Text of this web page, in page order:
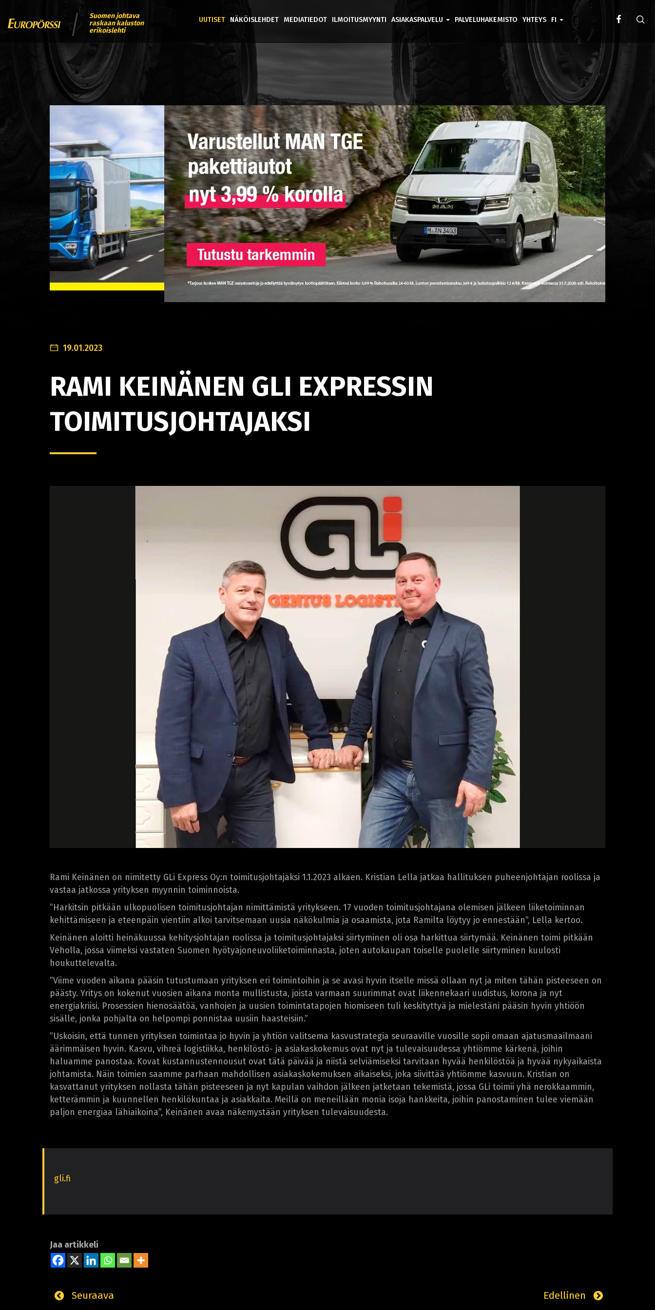
Suomen johtava
raskaan kaluston
erikoislehti
UUTISET NÄKÖISLEHDET MEDIATIEDOT ILMOITUSMYYNTI ASIAKASPALVELU PALVELUHAKEMISTO YHTEYS FI
19.01.2023
RAMI KEINÄNEN GLI EXPRESSIN
TOIMITUSJOHTAJAKSI
Rami Keinänen on nimitetty GLi Express Oy:n toimitusjohtajaksi 1.1.2023 alkaen. Kristian Lella jatkaa hallituksen puheenjohtajan roolissa ja
vastaa jatkossa yrityksen myynnin toiminnoista.
”Harkitsin pitkään ulkopuolisen toimitusjohtajan nimittämistä yritykseen. 17 vuoden toimitusjohtajana olemisen jälkeen liiketoiminnan
kehittämiseen ja eteenpäin vientiin alkoi tarvitsemaan uusia näkökulmia ja osaamista, jota Ramilta löytyy jo ennestään”, Lella kertoo.
Keinänen aloitti heinäkuussa kehitysjohtajan roolissa ja toimitusjohtajaksi siirtyminen oli osa harkittua siirtymää. Keinänen toimi pitkään
Veholla, jossa viimeksi vastaten Suomen hyötyajoneuvoliiketoiminnasta, joten autokaupan toiselle puolelle siirtyminen kuulosti
houkuttelevalta.
”Viime vuoden aikana pääsin tutustumaan yrityksen eri toimintoihin ja se avasi hyvin itselle missä ollaan nyt ja miten tähän pisteeseen on
päästy. Yritys on kokenut vuosien aikana monta mullistusta, joista varmaan suurimmat ovat liikennekaari uudistus, korona ja nyt
energiakriisi. Prosessien hienosäätöä, vanhojen ja uusien toimintatapojen hiomiseen tuli keskityttyä ja mielestäni pääsin hyvin yhtiöön
sisälle, jonka pohjalta on helpompi ponnistaa uusiin haasteisiin.”
”Uskoisin, että tunnen yrityksen toimintaa jo hyvin ja yhtiön valitsema kasvustrategia seuraaville vuosille sopii omaan ajatusmaailmaani
äärimmäisen hyvin. Kasvu, vihreä logistiikka, henkilöstö- ja asiakaskokemus ovat nyt ja tulevaisuudessa yhtiömme kärkenä, joihin
haluamme panostaa. Kovat kustannustennousut ovat tätä päivää ja niistä selviämiseksi tarvitaan hyvää henkilöstöä ja hyvää nykyaikaista
johtamista. Näin toimien saamme parhaan mahdollisen asiakaskokemuksen aikaiseksi, joka siivittää yhtiömme kasvuun. Kristian on
kasvattanut yrityksen nollasta tähän pisteeseen ja nyt kapulan vaihdon jälkeen jatketaan tekemistä, jossa GLi toimii yhä nerokkaammin,
ketterämmin ja kuunnellen henkilökuntaa ja asiakkaita. Meillä on meneillään monia isoja hankkeita, joihin panostaminen tulee viemään
paljon energiaa lähiaikoina”, Keinänen avaa näkemystään yrityksen tulevaisuudesta.
gli.fi
Jaa artikkeli
Edellinen
Seuraava